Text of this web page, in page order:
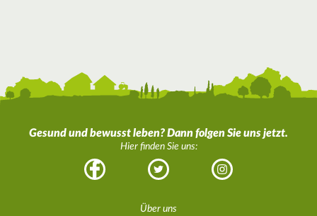
Gesund und bewusst leben? Dann folgen Sie uns jetzt.
Hier finden Sie uns:
Facebook Twitter Instagram
Über uns